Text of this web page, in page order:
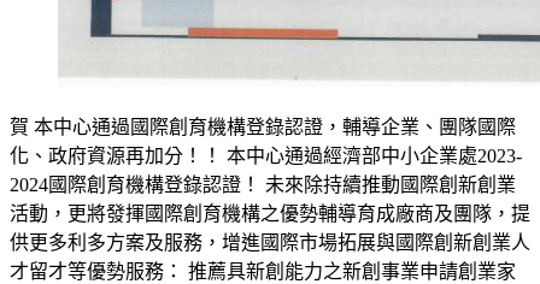
賀 本中心通過國際創育機構登錄認證，輔導企業、團隊國際
化、政府資源再加分！！ 本中心通過經濟部中小企業處2023-
2024國際創育機構登錄認證！ 未來除持續推動國際創新創業
活動，更將發揮國際創育機構之優勢輔導育成廠商及團隊，提
供更多利多方案及服務，增進國際市場拓展與國際創新創業人
才留才等優勢服務： 推薦具新創能力之新創事業申請創業家